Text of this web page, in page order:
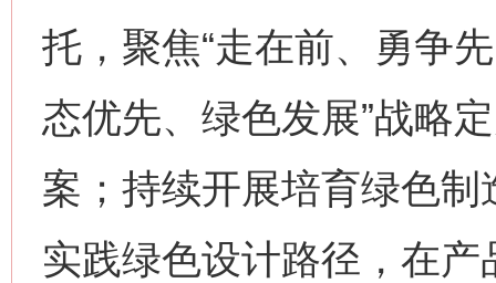
托，聚焦“走在前、勇争
态优先、绿色发展”战略
案；持续开展培育绿色
实践绿色设计路径，在
这是一记警钟！ 谢